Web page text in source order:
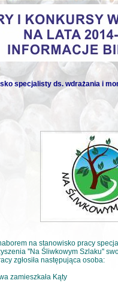
specjalisty ds. wdrażania i
na stanowisko pracy
''Na Śliwkowym Szlaku''
zgłosiła następująca osoba:
zamieszkała Kąty